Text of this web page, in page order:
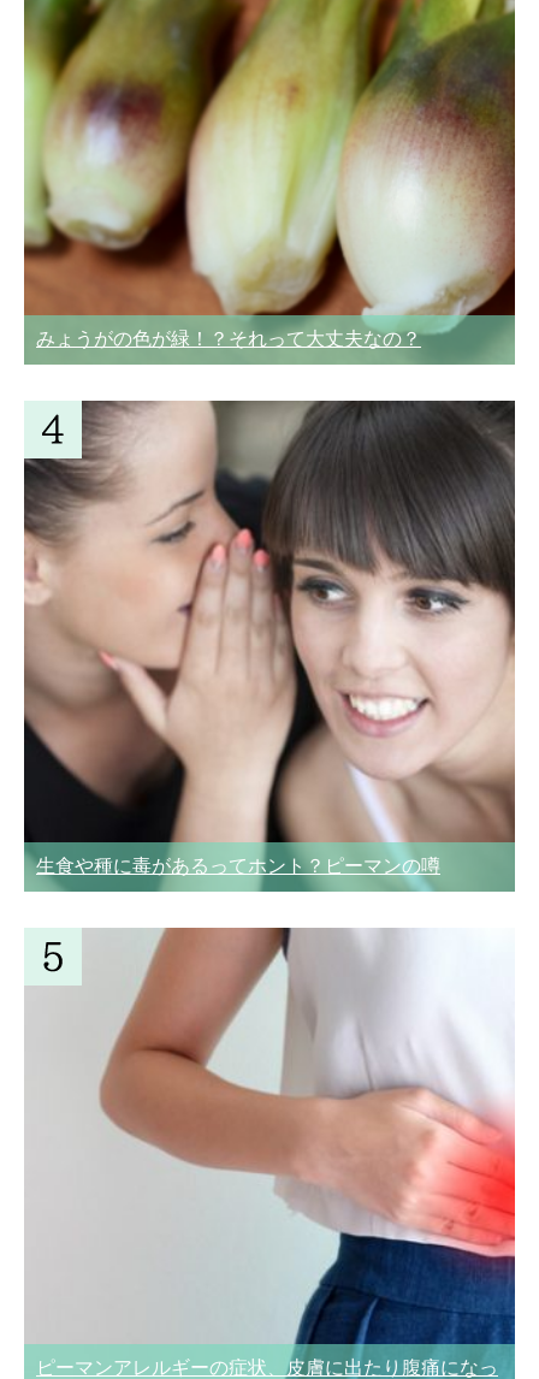
みょうがの色が緑！？それって大丈夫なの？
生食や種に毒があるってホント？ピーマンの噂
ピーマンアレルギーの症状、皮膚に出たり腹痛になっ